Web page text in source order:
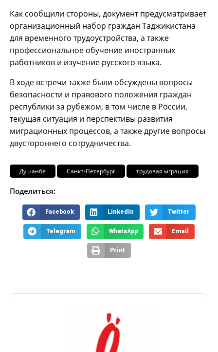
Как сообщили стороны, документ предусматривает
организационный набор граждан Таджикистана
для временного трудоустройства, а также
профессиональное обучение иностранных
работников и изучение русского языка.
В ходе встречи также были обсуждены вопросы
безопасности и правового положения граждан
республики за рубежом, в том числе в России,
текущая ситуация и перспективы развития
миграционных процессов, а также другие вопросы
двустороннего сотрудничества.
Душанбе Санкт-Петербург трудовая мграция
Поделиться:
Facebook LinkedIn Twitter
Telegram WhatsApp Email
Print